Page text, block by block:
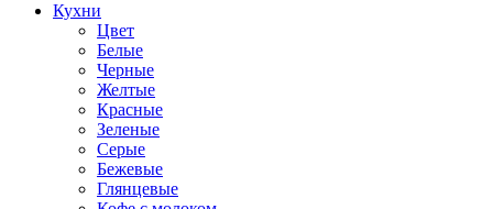
Кухни
Цвет
Белые
Черные
Желтые
Красные
Зеленые
Серые
Бежевые
Глянцевые